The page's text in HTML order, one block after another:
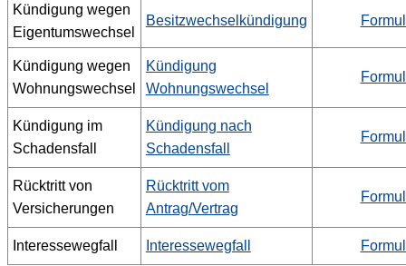
Kündigung wegen
Eigentumswechsel
Besitzwechselkündigung
Kündigung wegen
Wohnungswechsel
Kündigung
Wohnungswechsel
Kündigung im
Schadensfall
Kündigung nach
Schadensfall
Rücktritt von
Versicherungen
Rücktritt vom
Antrag/Vertrag
Interessewegfall Interessewegfall